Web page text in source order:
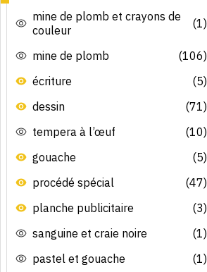
mine de plomb et crayons de
couleur
(1)
mine de plomb
(106)
écriture
(5)
dessin
(71)
tempera à l’œuf
(10)
gouache
(5)
procédé spécial
(47)
planche publicitaire
(3)
sanguine et craie noire
(1)
pastel et gouache
(1)